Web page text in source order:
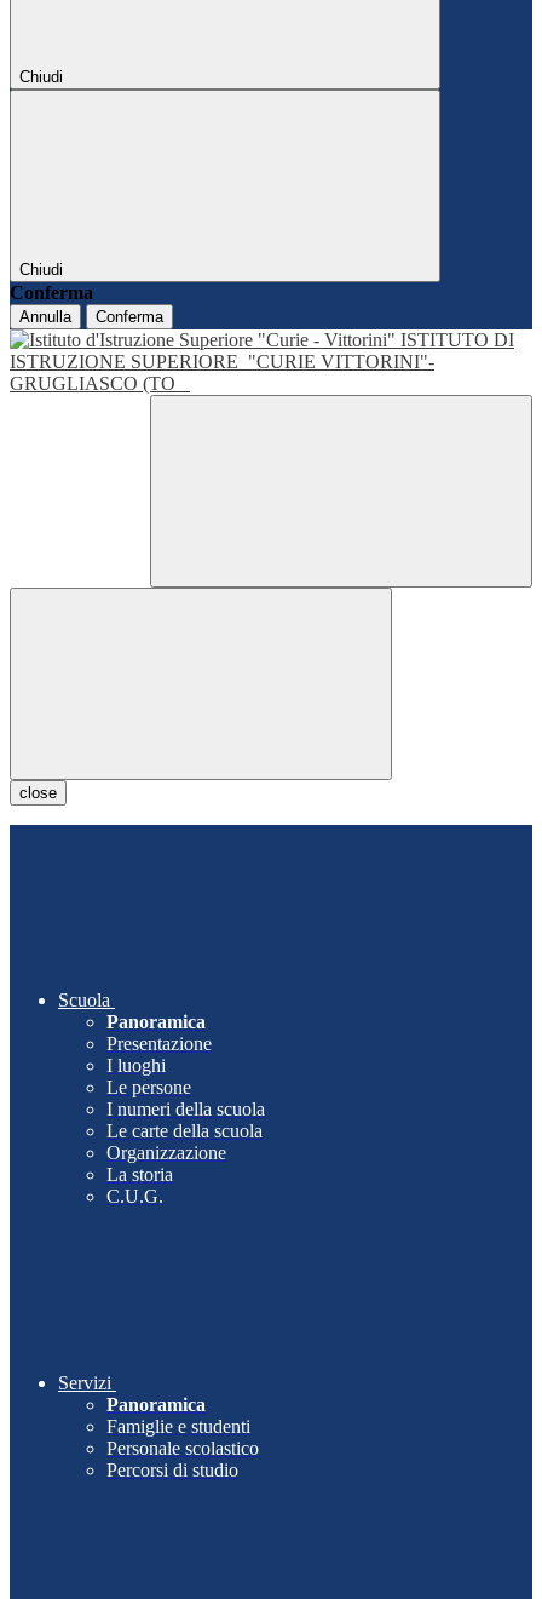
Chiudi
Chiudi
Conferma
Annulla Conferma
ISTITUTO DI
ISTRUZIONE SUPERIORE "CURIE VITTORINI"-
GRUGLIASCO (TO
close
Scuola
Panoramica
Presentazione
I luoghi
Le persone
I numeri della scuola
Le carte della scuola
Organizzazione
La storia
C.U.G.
Servizi
Panoramica
Famiglie e studenti
Personale scolastico
Percorsi di studio